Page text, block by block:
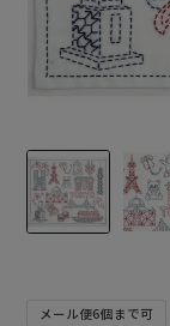
メール便6個まで可